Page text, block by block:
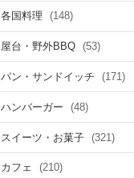
各国料理 (148)
屋台・野外BBQ (53)
パン・サンドイッチ (171)
ハンバーガー (48)
スイーツ・お菓子 (321)
カフェ (210)